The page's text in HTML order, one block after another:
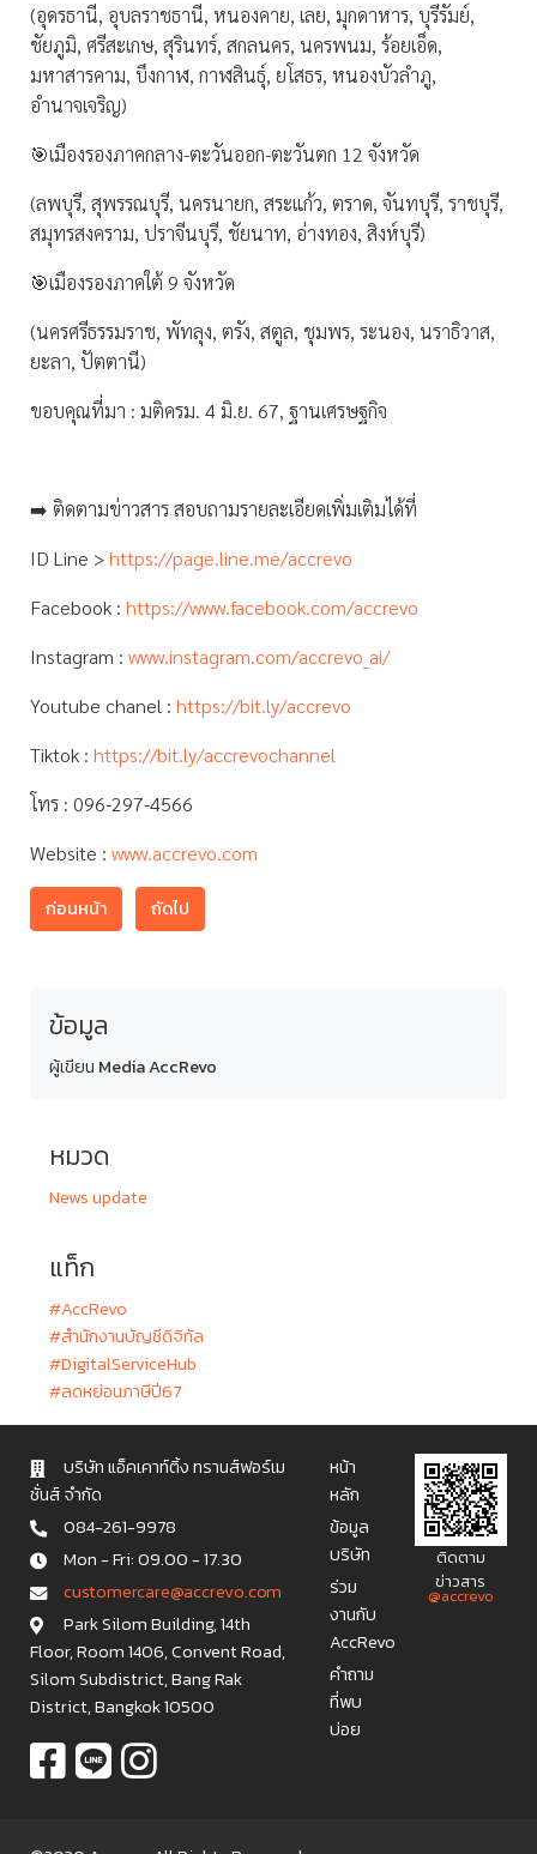
(อุดรธานี, อุบลราชธานี, หนองคาย, เลย, มุกดาหาร, บุรีรัมย์,
ชัยภูมิ, ศรีสะเกษ, สุรินทร์, สกลนคร, นครพนม, ร้อยเอ็ด,
มหาสารคาม, บึงกาฬ, กาฬสินธุ์, ยโสธร, หนองบัวลำภู,
อำนาจเจริญ)
🎯เมืองรองภาคกลาง-ตะวันออก-ตะวันตก 12 จังหวัด
(ลพบุรี, สุพรรณบุรี, นครนายก, สระแก้ว, ตราด, จันทบุรี, ราชบุรี,
สมุทรสงคราม, ปราจีนบุรี, ชัยนาท, อ่างทอง, สิงห์บุรี)
🎯เมืองรองภาคใต้ 9 จังหวัด
(นครศรีธรรมราช, พัทลุง, ตรัง, สตูล, ชุมพร, ระนอง, นราธิวาส,
ยะลา, ปัตตานี)
ขอบคุณที่มา : มติครม. 4 มิ.ย. 67, ฐานเศรษฐกิจ
➡️ ติดตามข่าวสาร สอบถามรายละเอียดเพิ่มเติมได้ที่
ID Line >https://page.line.me/accrevo
Facebook : https://www.facebook.com/accrevo
Instagram : www.instagram.com/accrevo_ai/
Youtube chanel : https://bit.ly/accrevo
Tiktok : https://bit.ly/accrevochannel
โทร : 096-297-4566
Website : www.accrevo.com
ก่อนหน้า ถัดไป
ข้อมูล
ผู้เขียน Media AccRevo
หมวด
News update
แท็ก
#AccRevo
#สำนักงานบัญชีดิจิทัล
#DigitalServiceHub
#ลดหย่อนภาษีปี67
บริษัท แอ็คเคาท์ติ้ง ทรานส์ฟอร์เม
ชั่นส์ จำกัด
084-261-9978
Mon - Fri: 09.00 - 17.30
c u s t o m e r c a r e @ a c c r e v o . c o m
Park Silom Building, 14th
Floor, Room 1406, Convent Road,
Silom Subdistrict, Bang Rak
District, Bangkok 10500
หน้า
หลัก
ข้อมูล
บริษัท
ร่วม
งานกับ
AccRevo
คำถาม
ที่พบ
บ่อย
ติดตาม
ข่าวสาร
@accrevo